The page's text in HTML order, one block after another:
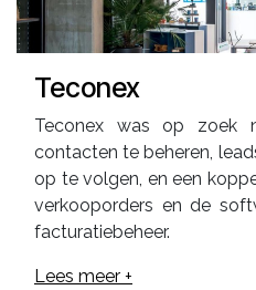
Teconex
Teconex was op zoek
contacten te beheren,
op te volgen, en een
verkooporders en de
facturatiebeheer.
Lees meer +